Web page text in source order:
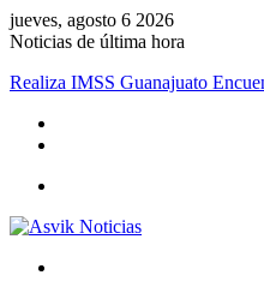
jueves, agosto 6 2026
Noticias de última hora
Realiza IMSS Guanajuato